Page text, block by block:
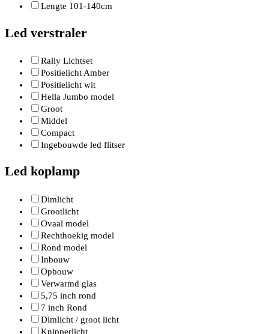
Lengte 101-140cm
Led verstraler
Rally Lichtset
Positielicht Amber
Positielicht wit
Hella Jumbo model
Groot
Middel
Compact
Ingebouwde led flitser
Led koplamp
Dimlicht
Grootlicht
Ovaal model
Rechthoekig model
Rond model
Inbouw
Opbouw
Verwarmd glas
5,75 inch rond
7 inch Rond
Dimlicht / groot licht
Knipperlicht